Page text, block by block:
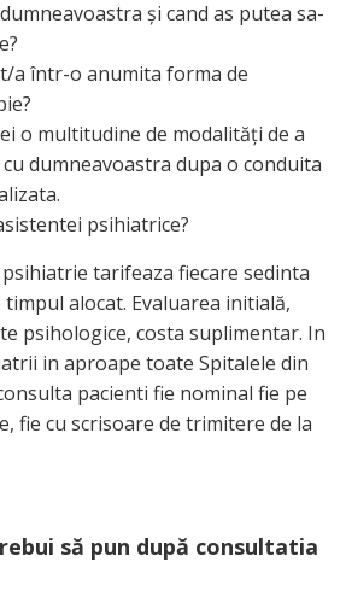
şi cand as putea sa-
a într-o anumita forma de
o multitudine de modalităţi de a
dumneavoastra dupa o conduita
psihiatrice?
tarifeaza fiecare sedinta
alocat. Evaluarea initială,
psihologice, costa suplimentar. In
in aproape toate Spitalele din
pacienti fie nominal fie pe
fie cu scrisoare de trimitere de la
să pun după consultatia